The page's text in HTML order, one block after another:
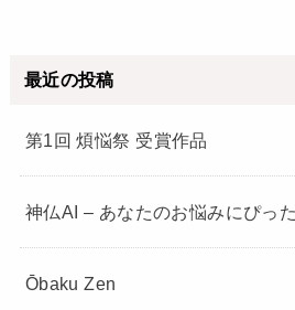
最近の投稿
第1回 煩悩祭 受賞作品
神仏AI – あなたのお悩みにぴっ
Ōbaku Zen